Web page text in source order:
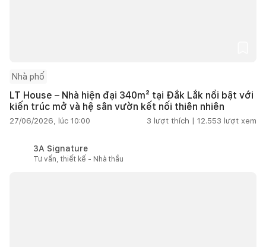
Nhà phố
LT House – Nhà hiện đại 340m² tại Đắk Lắk nổi bật với
kiến trúc mở và hệ sân vườn kết nối thiên nhiên
27/06/2026, lúc 10:00 3 lượt thích | 12.553 lượt xem
3A Signature
Tư vấn, thiết kế - Nhà thầu